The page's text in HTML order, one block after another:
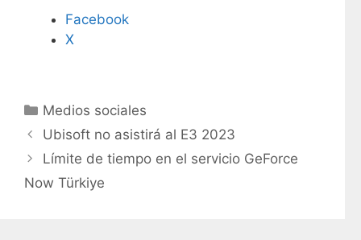
Facebook
X
C
a
e
g
Medios sociales
Ubisoft no asistirá al E3 2023
Límite de tiempo en el servicio GeForce
Now Türkiye